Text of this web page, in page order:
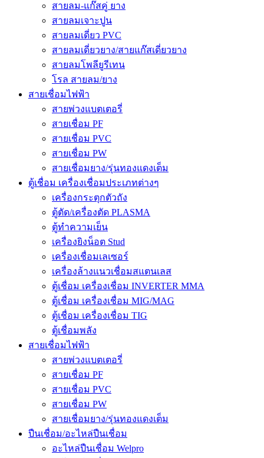
สายลม-แก๊สคู่ ยาง
สายลมเจาะปูน
สายลมเดี่ยว PVC
สายลมเดี่ยวยาง/สายแก๊สเดี่ยวยาง
สายลมโพลียูรีเทน
โรล สายลม/ยาง
สายเชื่อมไฟฟ้า
สายพ่วงแบตเตอรี่
สายเชื่อม PF
สายเชื่อม PVC
สายเชื่อม PW
สายเชื่อมยาง/รุ่นทองแดงเต็ม
ตู้เชื่อม เครื่องเชื่อมประเภทต่างๆ
เครื่องกระตุกตัวถัง
ตู้ตัด/เครื่องตัด PLASMA
ตู้ทำความเย็น
เครื่องยิงน็อต Stud
เครื่องเชื่อมเลเซอร์
เครื่องล้างแนวเชื่อมสแตนเลส
ตู้เชื่อม เครื่องเชื่อม INVERTER MMA
ตู้เชื่อม เครื่องเชื่อม MIG/MAG
ตู้เชื่อม เครื่องเชื่อม TIG
ตู้เชื่อมพลัง
สายเชื่อมไฟฟ้า
สายพ่วงแบตเตอรี่
สายเชื่อม PF
สายเชื่อม PVC
สายเชื่อม PW
สายเชื่อมยาง/รุ่นทองแดงเต็ม
ปืนเชื่อม/อะไหล่ปืนเชื่อม
อะไหล่ปืนเชื่อม Welpro